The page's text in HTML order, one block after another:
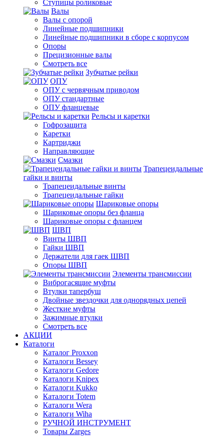
Ступицы роликовые
Валы
Валы с опорой
Линейные подшипники
Линейные подшипники в сборе с корпусом
Опоры
Прецизионные валы
Смотреть все
Зубчатые рейки
ОПУ
ОПУ с червячным приводом
ОПУ стандартные
ОПУ фланцевые
Рельсы и каретки
Гофрозащита
Каретки
Картриджи
Направляющие
Смазки
Трапецеидальные
гайки и винты
Трапецеидальные винты
Трапецеидальные гайки
Шариковые опоры
Шариковые опоры без фланца
Шариковые опоры с фланцем
ШВП
Винты ШВП
Гайки ШВП
Держатели для гаек ШВП
Опоры ШВП
Элементы трансмиссии
Виброгасящие муфты
Втулки тапербуш
Двойные звездочки для однорядных цепей
Жесткие муфты
Зажимные втулки
Смотреть все
АКЦИИ
Каталоги
Каталог Proxxon
Каталоги Bessey
Каталоги Gedore
Каталоги Knipex
Каталоги Kukko
Каталоги Totem
Каталоги Wera
Каталоги Wiha
РУЧНОЙ ИНСТРУМЕНТ
Товары Zarges